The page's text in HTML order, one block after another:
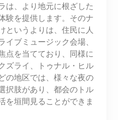
は、より地元に根ざした
験を提供します。そのナ
というよりは、住民に人
ブミュージック会場、
点を当てており、同様に
ズライ、トゥナル・ヒル
の地区では、様々な夜の
択肢があり、都会のトル
を垣間見ることができま